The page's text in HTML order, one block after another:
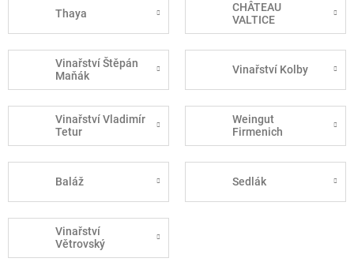
Thaya
CHÂTEAU
VALTICE
Vinařství Štěpán
Maňák
Vinařství Kolby
Vinařství Vladimír
Tetur
Weingut
Firmenich
Baláž Sedlák
Vinařství
Větrovský